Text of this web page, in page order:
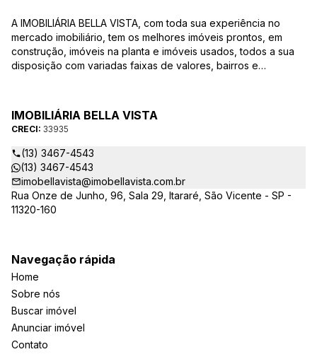
A IMOBILIÁRIA BELLA VISTA, com toda sua experiência no
mercado imobiliário, tem os melhores imóveis prontos, em
construção, imóveis na planta e imóveis usados, todos a sua
disposição com variadas faixas de valores, bairros e
ao CRECI-EE – estarão sempre prontos para responder-lhe
todas as suas dúvidas sobre casas, apartamentos, terrenos,
salas comerciais e outros produtos imobiliários.
IMOBILIÁRIA BELLA VISTA
CRECI: 33935
(13) 3467-4543
(13) 3467-4543
imobellavista@imobellavista.com.br
Rua Onze de Junho, 96, Sala 29, Itararé, São Vicente - SP -
11320-160
Navegação rápida
Home
Sobre nós
Buscar imóvel
Anunciar imóvel
Contato